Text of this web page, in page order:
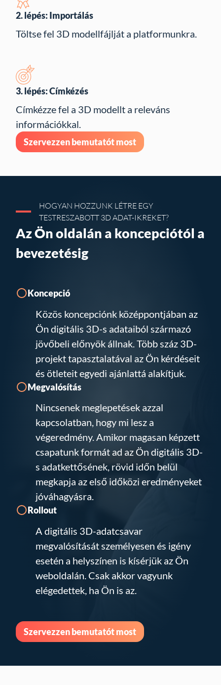
2. lépés: Importálás
Töltse fel 3D modellfájlját a platformunkra.
3. lépés: Címkézés
Címkézze fel a 3D modellt a releváns
információkkal.
Szervezzen bemutatót most
HOGYAN HOZZUNK LÉTRE EGY
TESTRESZABOTT 3D ADAT-IKREKET?
Az Ön oldalán a koncepciótól a
bevezetésig
Koncepció
Közös koncepciónk középpontjában az
Ön digitális 3D-s adataiból származó
jövőbeli előnyök állnak. Több száz 3D-
projekt tapasztalatával az Ön kérdéseit
és ötleteit egyedi ajánlattá alakítjuk.
Megvalósítás
Nincsenek meglepetések azzal
kapcsolatban, hogy mi lesz a
végeredmény. Amikor magasan képzett
csapatunk formát ad az Ön digitális 3D-
s adatkettősének, rövid időn belül
megkapja az első időközi eredményeket
jóváhagyásra.
Rollout
A digitális 3D-adatcsavar
megvalósítását személyesen és igény
esetén a helyszínen is kísérjük az Ön
weboldalán. Csak akkor vagyunk
elégedettek, ha Ön is az.
Szervezzen bemutatót most